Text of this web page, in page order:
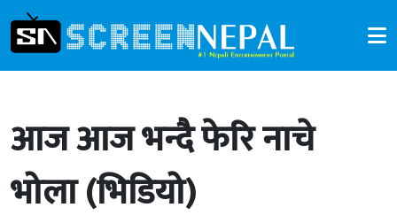
आज आज भन्दै फेरि नाचे
भोला (भिडियो)